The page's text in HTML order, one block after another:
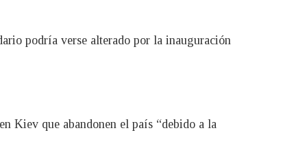
podría verse alterado por la inauguración
Kiev que abandonen el país “debido a la